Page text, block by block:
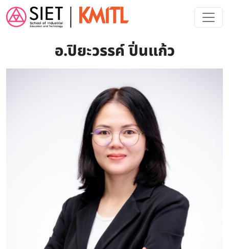
Skip to main content
อ.ปิยะวรรค์ ปิ่นแก้ว